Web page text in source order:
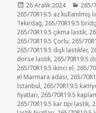
Yayın
tarihi
26 Aralık 2024 265/
265/70R19.5 az kullanılmış
Tekirdağ, 265/70R19.5
265/70R19.5 çıkma lastik,
265/70R19.5 Çorlu, 265/
265/70R19.5 dişli lastikler,
dorse lastik, 265/70R19.5
265/70R19.5 ikinci el, 265/
el Marmara adası, 265/
İstanbul, 265/70R19.5
fiyatları, 265/70R19.5
265/70R19.5 kar tipi lastik,